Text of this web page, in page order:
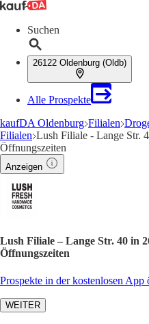
Suchen
26122 Oldenburg (Oldb)
Alle Prospekte
kaufDA Oldenburg Filialen
Filialen Lush Filiale - Lange Str.
Öffnungszeiten
Anzeigen
Lush Filiale – Lange Str. 40 in
Öffnungszeiten
Prospekte in der kostenlosen App
WEITER